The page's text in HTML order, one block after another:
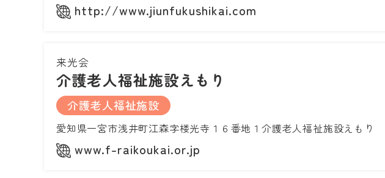
http://www.jiunfukushikai.com
来光会
介護老人福祉施設えもり
介護老人福祉施設
愛知県一宮市浅井町江森字楼光寺１６番地１介護老人福祉施設えもり
www.f-raikoukai.or.jp